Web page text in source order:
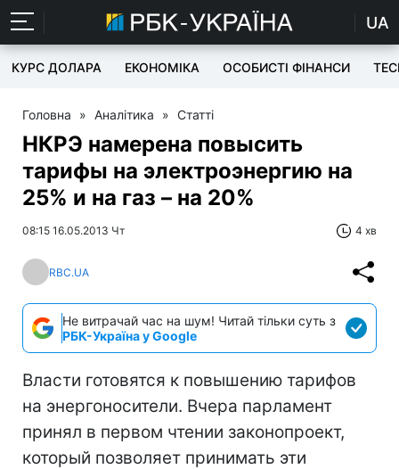
UA
КУРС ДОЛАРА ЕКОНОМІКА ОСОБИСТІ ФІНАНСИ
Головна » Аналітика » Статті
НКРЭ намерена повысить
тарифы на электроэнергию на
25% и на газ – на 20%
08:15 16.05.2013 Чт 4 хв
RBC.UA
Не витрачай час на шум! Читай тільки суть з
РБК-Україна у Google
Власти готовятся к повышению тарифов
на энергоносители. Вчера парламент
принял в первом чтении законопроект,
который позволяет принимать эти